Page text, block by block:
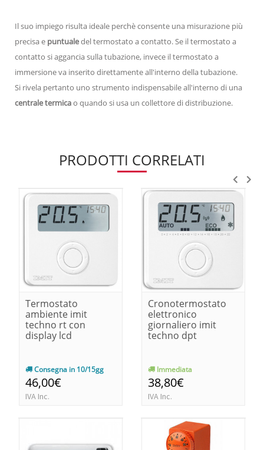
Il suo impiego risulta ideale perchè consente una misurazione più
precisa e puntualedel termostato a contatto. Se il termostato a
contatto si aggancia sulla tubazione, invece il termostato a
immersione va inserito direttamente all'interno della tubazione.
Si rivela pertanto uno strumento indispensabile all'interno di una
centrale termicao quando si usa un collettore di distribuzione.
PRODOTTI CORRELATI
Termostato
ambiente imit
techno rt con
display lcd
Consegna in 10/15gg
46,00€
IVA Inc.
Cronotermostato
elettronico
giornaliero imit
techno dpt
Immediata
38,80€
IVA Inc.